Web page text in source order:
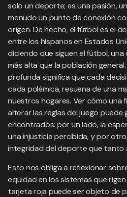
solo un deporte; es una pasión,
menudo un punto de conexión
origen. De hecho, el fútbol es el
entre los hispanos en Estados
diciendo que siguen el fútbol,
más alta que la población
profunda significa que cada
cada polémica, resuena de una
nuestros hogares. Ver cómo una
alterar las reglas del juego
encontrados: por un lado, la
una injusticia percibida, y por
integridad del deporte que tanto
Esto nos obliga a reflexionar
equidad en los sistemas que
tarjeta roja puede ser objeto de